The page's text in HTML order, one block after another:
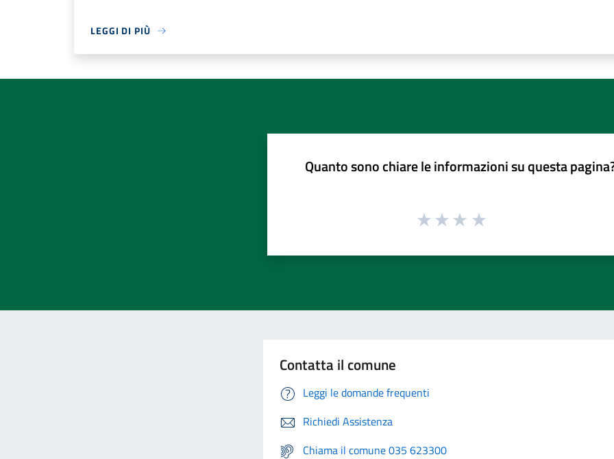
LEGGI DI PIÙ
Quanto sono chiare le informazioni su questa
Contatta il comune
Leggi le domande frequenti
Richiedi Assistenza
Chiama il comune 035 623300